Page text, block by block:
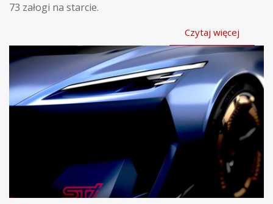
73 załogi na starcie.
Czytaj więcej